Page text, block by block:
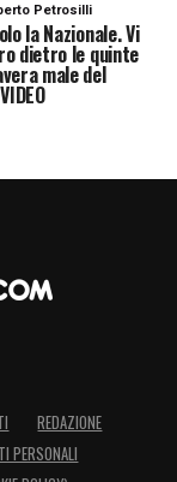
Petrosilli
la Nazionale. Vi
dietro le quinte
male del
REDAZIONE
PERSONALI